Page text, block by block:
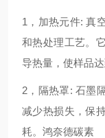
1，加热元件: 真
和热处理工艺。
导热量，使样品达
2，隔热罩: 石墨
减少热损失，保
耗。鸿奈德碳素